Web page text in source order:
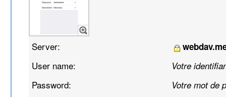
Server:
User name: Votre
Password: Votre mot de